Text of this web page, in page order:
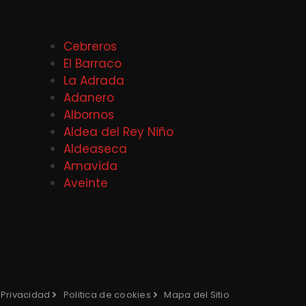
Cebreros
El Barraco
La Adrada
Adanero
Albornos
Aldea del Rey Niño
Aldeaseca
Amavida
Aveinte
Politica de cookies Mapa del Sitio